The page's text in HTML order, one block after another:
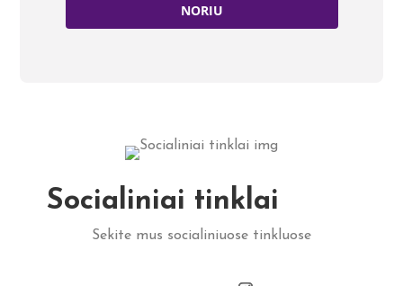
NORIU
Socialiniai tinklai
Sekite mus socialiniuose tinkluose